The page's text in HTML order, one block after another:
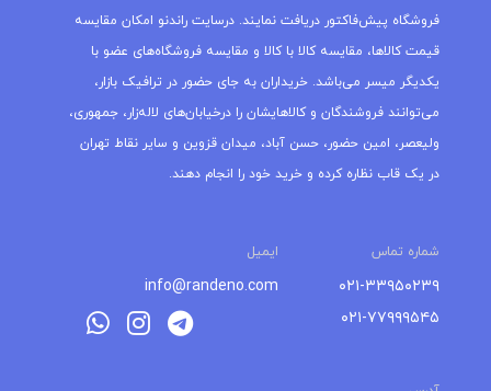
فروشگاه پیش‌فاکتور دریافت نمایند. درسایت راندنو امکان مقایسه
قیمت کالاها، مقایسه کالا با کالا و مقایسه فروشگاه‌های عضو با
یکدیگر میسر می‌باشد. خریداران به جای حضور در ترافیک بازار،
می‌توانند فروشندگان و کالاهایشان را درخیابان‌های لاله‌زار، جمهوری،
ولیعصر، امین حضور، حسن آباد، میدان قزوین و سایر نقاط تهران
در یک قاب نظاره کرده و خرید خود را انجام دهند.
شماره تماس ایمیل
۰۲۱-۳۳۹۵۰۲۳۹
۰۲۱-۷۷۹۹۹۵۴۵
info@randeno.com